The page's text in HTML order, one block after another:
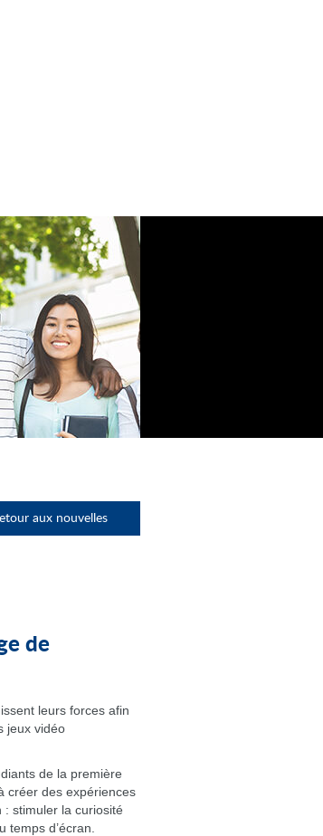
aux nouvelles
de
leurs forces afin
jeux vidéo
de la première
créer des expériences
stimuler la curiosité
d’écran.